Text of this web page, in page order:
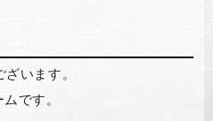
います。
です。